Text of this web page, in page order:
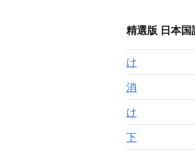
精選版 日本国
け
消
け
下